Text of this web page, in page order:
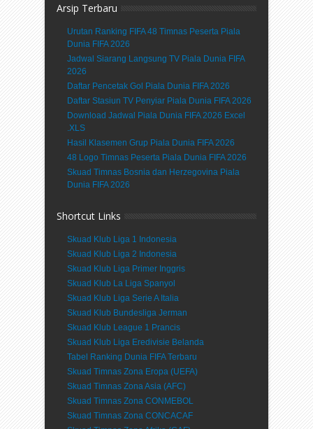
Arsip Terbaru
Urutan Ranking FIFA 48 Timnas Peserta Piala
Dunia FIFA 2026
Jadwal Siarang Langsung TV Piala Dunia FIFA
2026
Daftar Pencetak Gol Piala Dunia FIFA 2026
Daftar Stasiun TV Penyiar Piala Dunia FIFA 2026
Download Jadwal Piala Dunia FIFA 2026 Excel
.XLS
Hasil Klasemen Grup Piala Dunia FIFA 2026
48 Logo Timnas Peserta Piala Dunia FIFA 2026
Skuad Timnas Bosnia dan Herzegovina Piala
Dunia FIFA 2026
Shortcut Links
Skuad Klub Liga 1 Indonesia
Skuad Klub Liga 2 Indonesia
Skuad Klub Liga Primer Inggris
Skuad Klub La Liga Spanyol
Skuad Klub Liga Serie A Italia
Skuad Klub Bundesliga Jerman
Skuad Klub League 1 Prancis
Skuad Klub Liga Eredivisie Belanda
Tabel Ranking Dunia FIFA Terbaru
Skuad Timnas Zona Eropa (UEFA)
Skuad Timnas Zona Asia (AFC)
Skuad Timnas Zona CONMEBOL
Skuad Timnas Zona CONCACAF